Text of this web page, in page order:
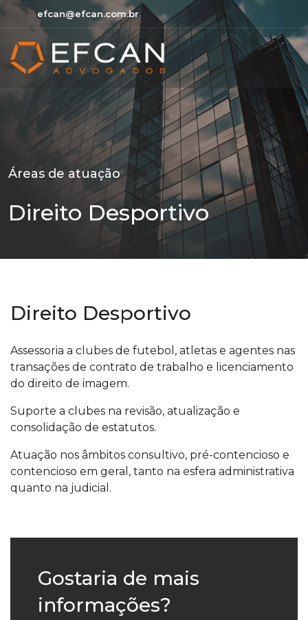
efcan@efcan.com.br
Áreas de atuação
Direito Desportivo
Direito Desportivo
Assessoria a clubes de futebol, atletas e agentes nas
transações de contrato de trabalho e licenciamento
do direito de imagem.
Suporte a clubes na revisão, atualização e
consolidação de estatutos.
Atuação nos âmbitos consultivo, pré-contencioso e
contencioso em geral, tanto na esfera administrativa
quanto na judicial.
Gostaria de mais
informações?